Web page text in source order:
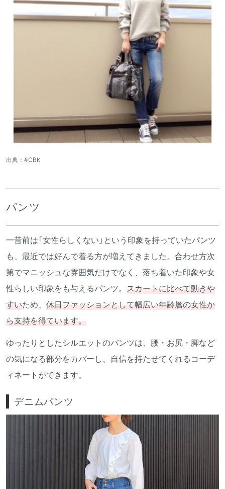
出典： #CBK
パンツ
一昔前は「女性らしくない」という印象を持っていたパンツ
も、最近では好んで着る方が増えてきました。合わせ方次
第でマニッシュな雰囲気だけでなく、落ち着いた印象や女
性らしい印象をも与えるパンツ。 スカートに比べて動きや
すいため、 休日ファッションとして幅広い年齢層の女性か
ら支持を得ています。
ゆったりとしたシルエットのパンツは、腰・お尻・脚など
の気になる部分をカバーし、自信を持たせてくれるコーデ
ィネートができます。
デニムパンツ